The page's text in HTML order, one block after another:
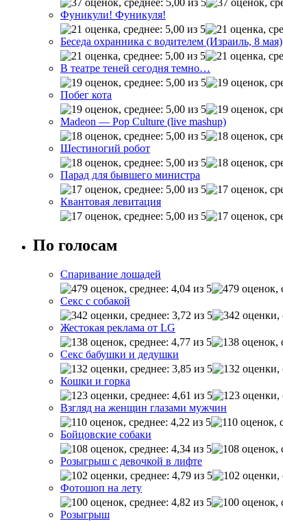
Фуникули! Фуникуля!
Беседа охранника с водителем (Израиль, 8 мая)
В театре теней сегодня темно…
Побег кота
Madeon — Pop Culture (live mashup)
Шестиногий робот
Парад для бывшего министра
Квантовая левитация
По голосам
Спаривание лошадей
Секс с собакой
Жестокая реклама от LG
Секс бабушки и дедушки
Кошки и горка
Взгляд на женщин глазами мужчин
Бойцовские собаки
Розыгрыш с девочкой в лифте
Фотошоп на лету
Розыгрыш